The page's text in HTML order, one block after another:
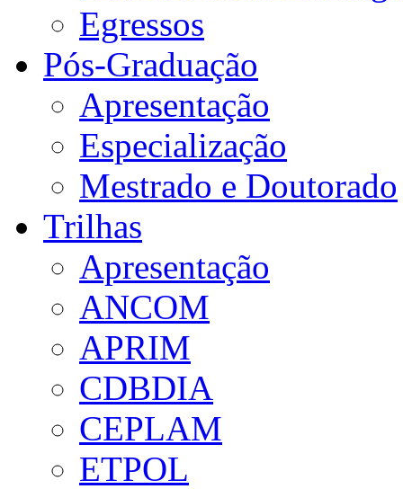
Egressos
Pós-Graduação
Apresentação
Especialização
Mestrado e Doutorado
Trilhas
Apresentação
ANCOM
APRIM
CDBDIA
CEPLAM
ETPOL